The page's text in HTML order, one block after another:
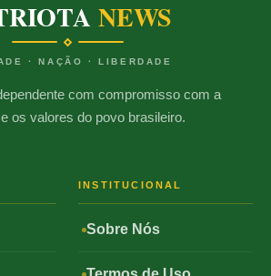
NEWS
· NAÇÃO · LIBERDADE
com compromisso com a
os valores do povo brasileiro.
INSTITUCIONAL
Sobre Nós